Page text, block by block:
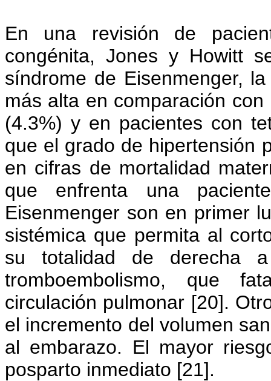
En una revisión de
congénita, Jones y Howitt
síndrome de Eisenmenger,
más alta en comparación
(4.3%) y en pacientes con
que el grado de hipertensión
en cifras de mortalidad
que enfrenta una
Eisenmenger son en primer
sistémica que permita al
su totalidad de derecha
tromboembolismo, que
circulación pulmonar [20].
el incremento del volumen
al embarazo. El mayor
posparto inmediato [21].